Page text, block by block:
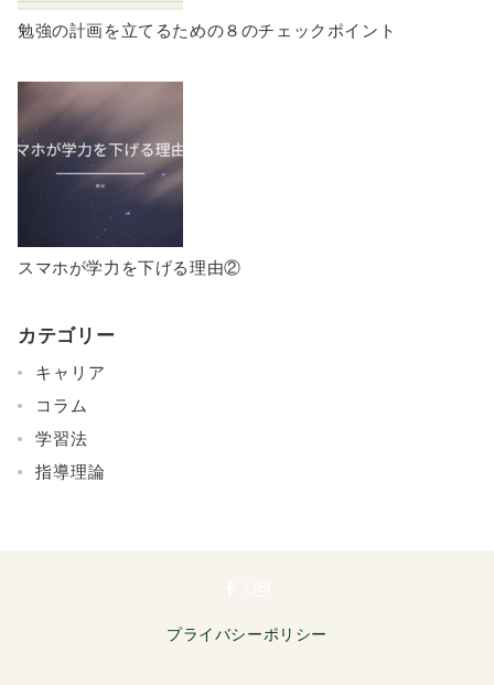
勉強の計画を立てるための８のチェックポイント
スマホが学力を下げる理由②
カテゴリー
キャリア
コラム
学習法
指導理論
プライバシーポリシー